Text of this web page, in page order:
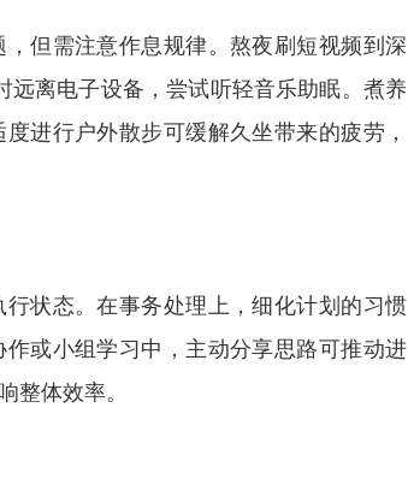
但需注意作息规律。熬夜刷短视频到深
离电子设备，尝试听轻音乐助眠。煮养
进行户外散步可缓解久坐带来的疲劳，
状态。在事务处理上，细化计划的习惯
或小组学习中，主动分享思路可推动进
整体效率。